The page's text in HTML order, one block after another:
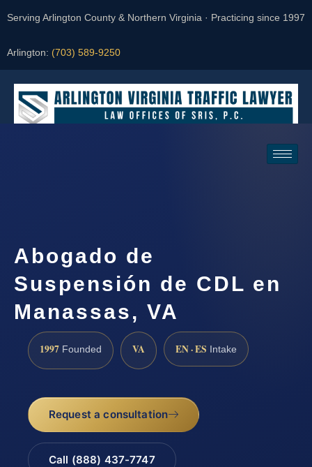
Serving Arlington County & Northern Virginia · Practicing since 1997
Arlington: (703) 589-9250
Abogado de
Suspensión de CDL en
Manassas, VA
1997 Founded VA EN · ES Intake
Request a consultation
Call (888) 437-7747